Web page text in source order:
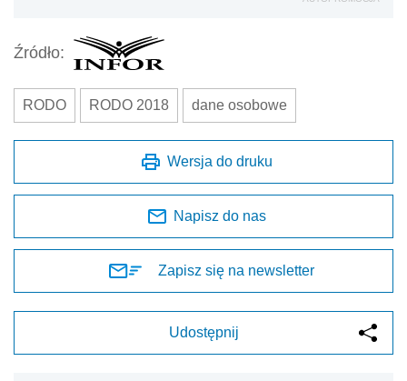
Źródło:
RODO RODO 2018 dane osobowe
Wersja do druku
Napisz do nas
Zapisz się na newsletter
Udostępnij